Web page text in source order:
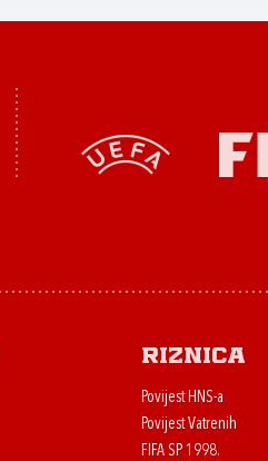
Riznica
Povijest HNS-a
Povijest Vatrenih
FIFA SP 1998.